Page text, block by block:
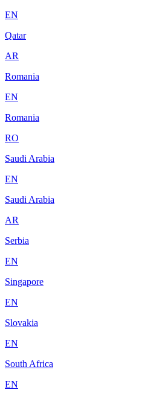
EN
Qatar
AR
Romania
EN
Romania
RO
Saudi Arabia
EN
Saudi Arabia
AR
Serbia
EN
Singapore
EN
Slovakia
EN
South Africa
EN